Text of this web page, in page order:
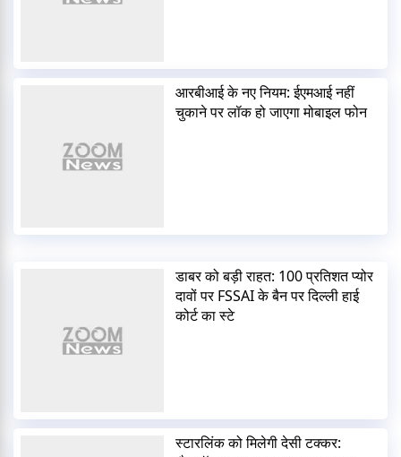
आरबीआई के नए नियम: ईएमआई नहीं
चुकाने पर लॉक हो जाएगा मोबाइल फोन
डाबर को बड़ी राहत: 100 प्रतिशत प्योर
दावों पर FSSAI के बैन पर दिल्ली हाई
कोर्ट का स्टे
स्टारलिंक को मिलेगी देसी टक्कर: